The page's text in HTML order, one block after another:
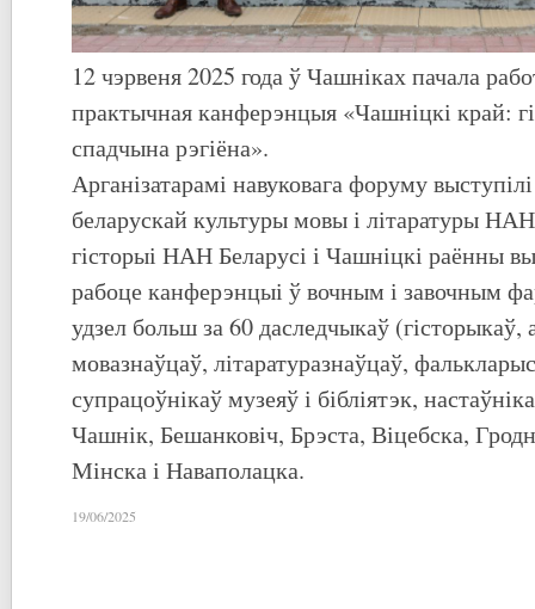
12 чэрвеня 2025 года ў Чашніках пачала
практычная канферэнцыя «Чашніцкі край:
спадчына рэгіёна».
Арганізатарамі навуковага форуму
беларускай культуры мовы і літаратуры
гісторыі НАН Беларусі і Чашніцкі раённы
рабоце канферэнцыі ў вочным і завочным
удзел больш за 60 даследчыкаў (гісторыкаў,
мовазнаўцаў, літаратуразнаўцаў,
супрацоўнікаў музеяў і бібліятэк,
Чашнік, Бешанковіч, Брэста, Віцебска,
Мінска і Наваполацка.
19/06/2025